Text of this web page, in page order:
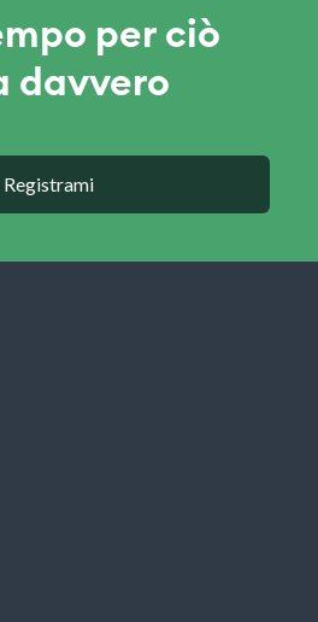
per ciò
davvero
Registrami